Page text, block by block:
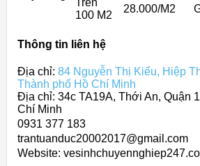
100 M2
28.000/M2
Thông tin liên hệ
Địa chỉ: 84 Nguyễn Thị Kiểu, Hiệp
Thành phố Hồ Chí Minh
Địa chỉ: 34c TA19A, Thới An, Quận
Chí Minh
0931 377 183
trantuanduc20002017@gmail.com
Website: